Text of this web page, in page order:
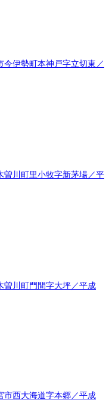
伊勢町本神戸字立切東／
川町里小牧字新茅場／平
川町門間字大坪／平成
西大海道字本郷／平成